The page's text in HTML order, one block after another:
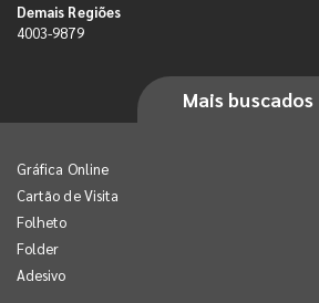
Demais Regiões
4003-9879
Mais buscados
Gráfica Online
Cartão de Visita
Folheto
Folder
Adesivo